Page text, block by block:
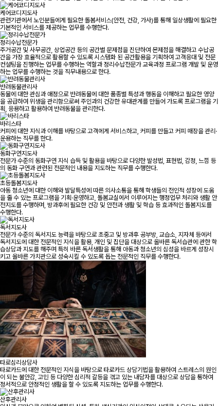
케어코디지도사
관련기관에서 노인분들에게 필요한 돌봄서비스(안전, 건강, 가사)를 통해 일상생활에 필요한
기본적인 서비스를 제공하는 업무를 수행한다.
정리수납전문가
주거공간 및 사무공간, 상업공간 등의 공간별 문제점을 진단하여 몬제점을 해결하고 수납공
간을 가장 효율적으로 활용할 수 있도록 시스템화 된 공간활용을 기획하여 고객응대 및 전문
컨설팅을 진행하는 업무를 수행하는 역할과 정리수납전문가 교육과정 프로그램 개발 및 운영
하는 업무를 수행하는 것을 직무내용으로 한다.
반려동물관리사
동물에 대한 관심과 애정으로 반려동물에 대한 품종별 특성과 행동을 이해하고 필요한 영양
을 공급하여 위생을 관리함으로써 주인과의 건강한 유대관계를 만들어 가도록 프로그램을 기
획, 응용하고 활용하여 반려동물을 관리한다.
바리스타
커피에 대한 지식과 이해를 바탕으로 고객에게 서비스하고, 커피를 만들고 커피 매장을 관리·
운용하는 직무를 한다.
동화구연지도사
전문가 수준의 동화구연 지식 습득 및 활용을 바탕으로 다양한 발성법, 표현법, 감정, 느낌 등
의 동화 구연과 관련된 전문적인 내용을 지도하는 직무를 수행한다.
초등돌봄지도사
아동 청소년에 대한 이해와 발달특성에 따른 의사소통을 통해 학생들의 전인적 성장에 도움
을 줄 수 있는 프로그램을 기획·운영하고, 돌봄교실에서 이루어지는 행정업무 처리와 생활 안
전지도를 수행하며, 방과후에 필요한 건강 및 안전과 생활 및 학습 등 효과적인 돌봄지도를
수행한다.
독서지도사
전문가 수준의 독서지도 능력을 바탕으로 초중고 및 방과후 공부방, 교습소, 지자체 등에서
독서지도에 대한 전문적인 지식을 활용, 개인 및 집단을 대상으로 올바른 독서습관에 관한 학
습상담과 지도를 해주며 특히 바른 독서생활을 통해 아동과 청소년의 심성을 바르게 성장시
키고 올바른 가치관으로 성숙시킬 수 있도록 돕는 전문적인 직무를 수행한다.
타로심리상담사
타로카드에 대한 전문적인 지식을 바탕으로 타로카드 상담기법을 활용하여 스트레스의 원인
이 되는 불안감, 고민 등 다양한 심리적 갈등을 겪고 있는 내담자를 대상으로 상담을 통하여
정서적으로 안정적인 생활을 할 수 있도록 지도하는 업무를 수행한다.
산후관리사